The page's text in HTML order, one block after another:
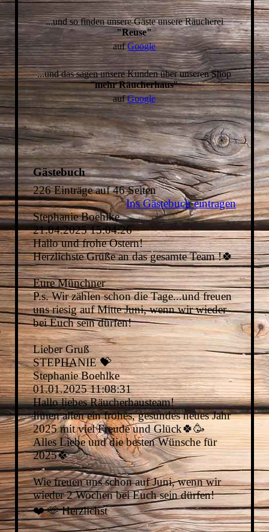
...und so finden unsere Gäste unsere Räucherei
"Reuse"
aufGoogle
...und das sagen unsere Kunden über unseren Shop
"mehr Räucherhaus"
aufGoogle
Gästebuch
226 Einträge auf 46 Seiten
Ins Gästebuch eintragen
Stephanie Boehlke
21.04.2025 15:04:26
Hallo und frohe Ostern!
Herzlichste Grüße an das gesamte Team !🍀
Eure Münchner
P.s. Wir zählen schon die Tage...und freuen
uns riesig auf Mitte Juni, wenn wir wieder
bei Euch sein dürfen!
Lieber Gruß
STEPHANIE 💝
Stephanie Boehlke
01.01.2025 11:08:31
Hallo liebes Räucherhausteam!
Ihnen allen ein frohes, gesundes neues Jahr
2025 mit viel Freude und Glück🍀🥳
Alles Liebe und die besten Wünsche für
2025🍀
Wie freuen uns schon auf Juni, wenn wir
wieder 2 Wochen bei Euch sein dürfen!
❤️ 🫶 Herzlichst